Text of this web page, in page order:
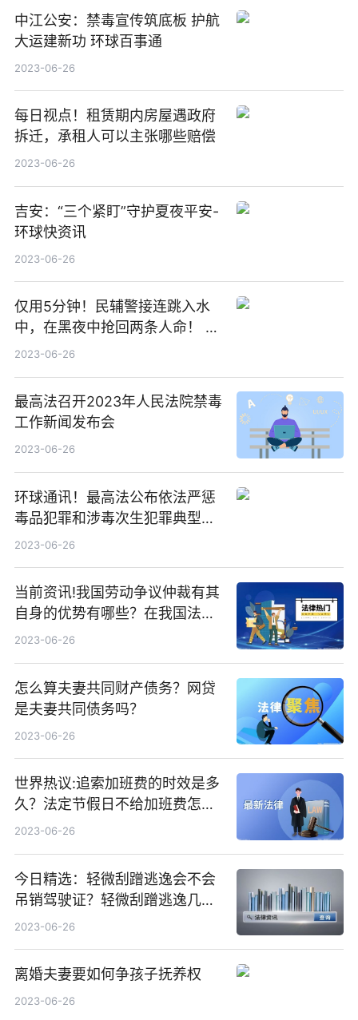
中江公安：禁毒宣传筑底板 护航
大运建新功 环球百事通
2023-06-26
每日视点！租赁期内房屋遇政府
拆迁，承租人可以主张哪些赔偿
2023-06-26
吉安：“三个紧盯”守护夏夜平安-
环球快资讯
2023-06-26
仅用5分钟！民辅警接连跳入水
中，在黑夜中抢回两条人命！ 天
天视讯
2023-06-26
最高法召开2023年人民法院禁毒
工作新闻发布会
2023-06-26
环球通讯！最高法公布依法严惩
毒品犯罪和涉毒次生犯罪典型案
例
2023-06-26
当前资讯!我国劳动争议仲裁有其
自身的优势有哪些？在我国法律
规定中劳动仲裁管用吗？
2023-06-26
怎么算夫妻共同财产债务？网贷
是夫妻共同债务吗？
2023-06-26
世界热议:追索加班费的时效是多
久？法定节假日不给加班费怎么
举报？
2023-06-26
今日精选：轻微刮蹭逃逸会不会
吊销驾驶证？轻微刮蹭逃逸几日
会通知？
2023-06-26
离婚夫妻要如何争孩子抚养权
2023-06-26